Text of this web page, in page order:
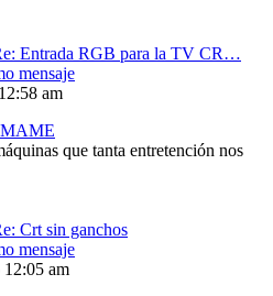
Entrada RGB para la TV CR…
mensaje
am
que tanta entretención nos
Crt sin ganchos
mensaje
12:05 am